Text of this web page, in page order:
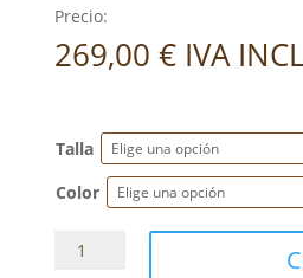
Precio:
269,00 € IVA
Talla
Color
Cabezada